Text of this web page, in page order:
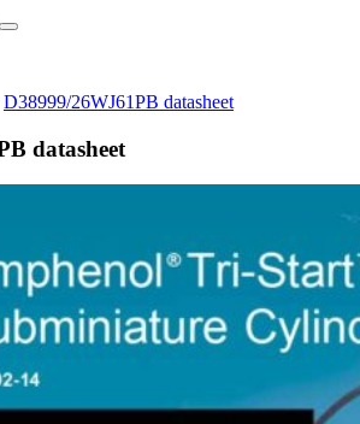
D38999/26WJ61PB datasheet
datasheet